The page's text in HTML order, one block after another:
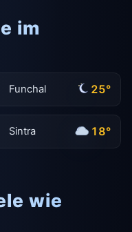
im
Funchal 25°
Sintra 18°
wie